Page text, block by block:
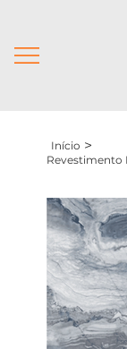
Início >